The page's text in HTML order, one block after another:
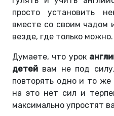
просто установить
вместе со своим чадом
везде, где только можно.
Думаете, что урок
детей вам не под
повторять одно и то же
на это нет сил и
максимально упростят